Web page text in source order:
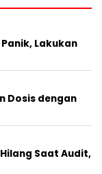
Lakukan
Dosis dengan
Saat Audit,